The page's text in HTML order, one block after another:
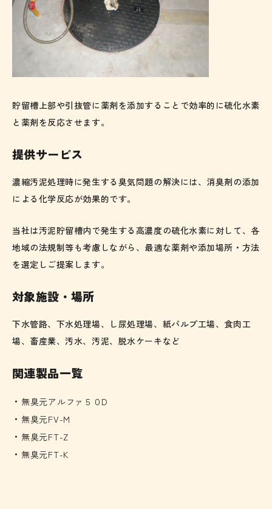
貯留槽上部や引抜管に薬剤を添加することで効率的に硫化水素
と薬剤を反応させます。
提供サービス
濃縮汚泥処理時に発生する臭気問題の解決には、消臭剤の添加
による化学反応が効果的です。
当社は汚泥貯留槽内で発生する高濃度の硫化水素に対して、各
地域の法規制等も考慮しながら、最適な薬剤や添加場所・方法
を選定しご提案します。
対象施設・場所
下水管路、下水処理場、し尿処理場、紙パルプ工場、食肉工
場、畜産業、汚水、汚泥、脱水ケーキなど
関連製品一覧
無臭元アルファ５０D
無臭元FV-M
無臭元FT-Z
無臭元FT-K